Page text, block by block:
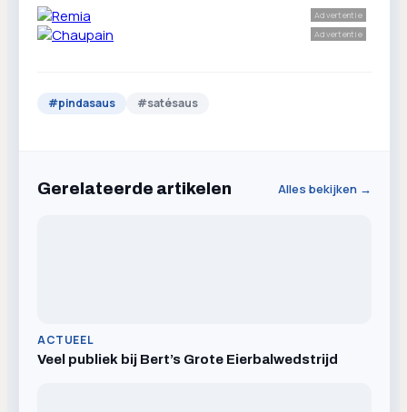
Advertentie
Advertentie
#pindasaus #satésaus
Gerelateerde artikelen Alles bekijken →
ACTUEEL
Veel publiek bij Bert’s Grote Eierbalwedstrijd